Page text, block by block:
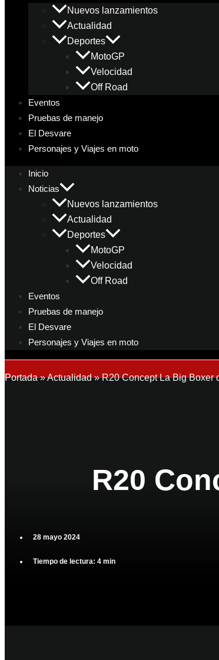
Nuevos lanzamientos
Actualidad
Deportes
MotoGP
Velocidad
Off Road
Eventos
Pruebas de manejo
El Desvare
Personajes y Viajes en moto
Inicio
Noticias
Nuevos lanzamientos
Actualidad
Deportes
MotoGP
Velocidad
Off Road
Eventos
Pruebas de manejo
El Desvare
Personajes y Viajes en moto
Portada»Actualidad»R20 Concept La Big Boxer
R20
28 mayo 2024
Tiempo de lectura: 4 min